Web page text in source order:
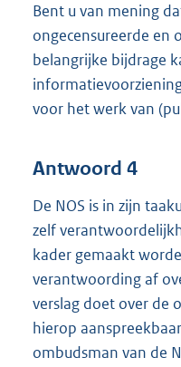
Bent u van mening
ongecensureerde en
belangrijke bijdrage
voor het werk van
Antwoord 4
De NOS is in zijn
zelf
kader gemaakt
verantwoording af
verslag doet over de
hierop
ombudsman van de